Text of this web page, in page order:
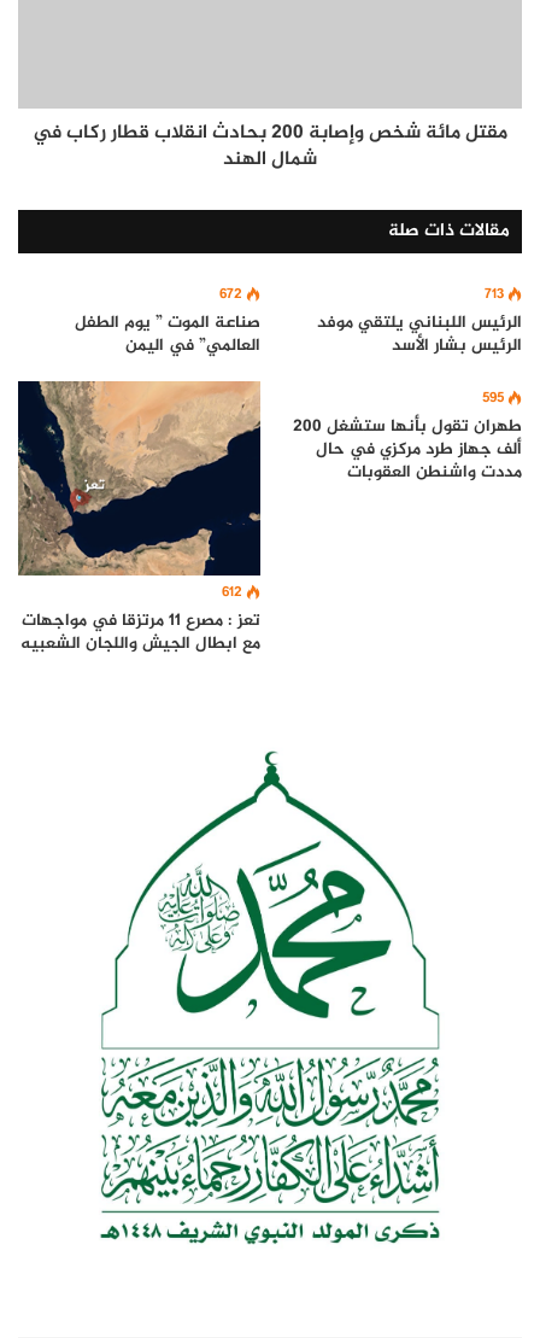
مقتل مائة شخص وإصابة 200 بحادث انقلاب قطار ركاب في
شمال الهند
مقالات ذات صلة
713
الرئيس اللبناني يلتقي موفد
الرئيس بشار الأسد
672
صناعة الموت ” يوم الطفل
العالمي” في اليمن
595
طهران تقول بأنها ستشغل 200
ألف جهاز طرد مركزي في حال
مددت واشنطن العقوبات
612
تعز : مصرع 11 مرتزقا في مواجهات
مع ابطال الجيش واللجان الشعبيه